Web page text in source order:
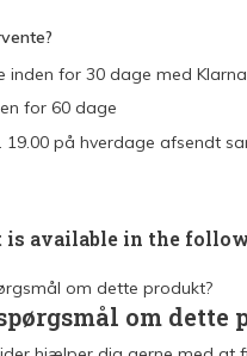
inden for 30 dage med
for 60 dage
19.00 på hverdage afsendt
is available in the
om dette